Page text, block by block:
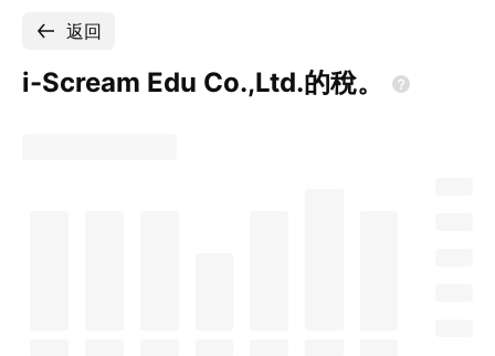
返回
i-Scream Edu Co.,Ltd.的稅。